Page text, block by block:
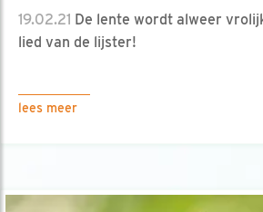
19.02.21 De lente wordt alweer
lied van de lijster!
lees meer